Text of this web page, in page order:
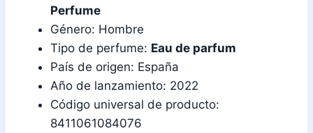
Perfume
Género: Hombre
Tipo de perfume: Eau de parfum
País de origen: España
Año de lanzamiento: 2022
Código universal de producto:
8411061084076